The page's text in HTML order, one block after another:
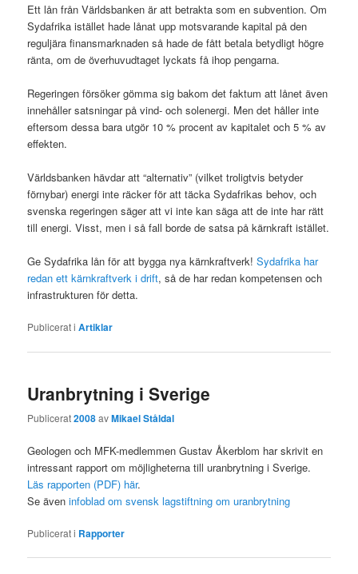
Ett lån från Världsbanken är att betrakta som en subvention. Om
Sydafrika istället hade lånat upp motsvarande kapital på den
reguljära finansmarknaden så hade de fått betala betydligt högre
ränta, om de överhuvudtaget lyckats få ihop pengarna.
Regeringen försöker gömma sig bakom det faktum att lånet även
innehåller satsningar på vind- och solenergi. Men det håller inte
eftersom dessa bara utgör 10 % procent av kapitalet och 5 % av
effekten.
Världsbanken hävdar att “alternativ” (vilket troligtvis betyder
förnybar) energi inte räcker för att täcka Sydafrikas behov, och
svenska regeringen säger att vi inte kan säga att de inte har rätt
till energi. Visst, men i så fall borde de satsa på kärnkraft istället.
Ge Sydafrika lån för att bygga nya kärnkraftverk!Sydafrika har
redan ett kärnkraftverk i drift, så de har redan kompetensen och
infrastrukturen för detta.
Publicerat i Artiklar
Uranbrytning i Sverige
Publicerat2008avMikael Ståldal
Geologen och MFK-medlemmen Gustav Åkerblom har skrivit en
intressant rapport om möjligheterna till uranbrytning i Sverige.
Läs rapporten (PDF) här.
Se äveninfoblad om svensk lagstiftning om uranbrytning
Publicerat i Rapporter